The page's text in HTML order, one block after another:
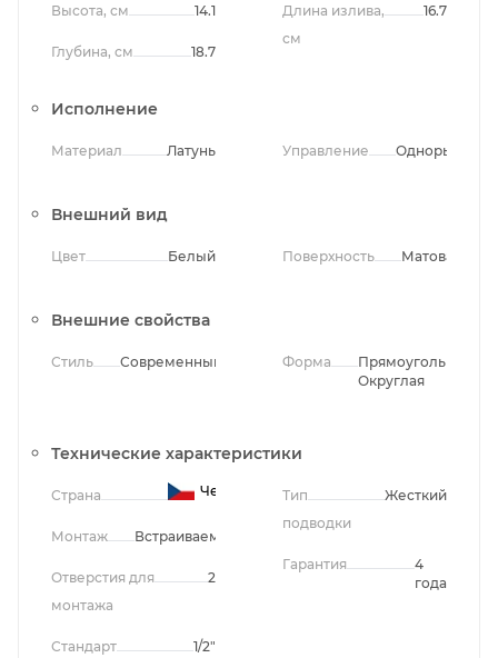
Высота, см 14.1
Глубина, см 18.7
Длина излива,
см
16.7
Исполнение
Материал Латунь Управление
Внешний вид
Цвет Белый Поверхность Матовая
Внешние свойства
Стиль Современный Форма
Прямоугольная,
Округлая
Технические характеристики
Страна Чехия
Монтаж Встраиваемый
Отверстия для
монтажа
2
Стандарт
1/2"
Тип
подводки
Жесткий
Гарантия
4
года